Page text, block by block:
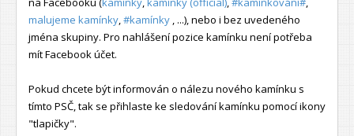
malujeme kamínky #kamínky , ...), nebo i bez uvedeného
jména skupiny. Pro nahlášení pozice kamínku není potřeba
mít Facebook účet.
Pokud chcete být informován o nálezu nového kamínku s
tímto PSČ, tak se přihlaste ke sledování kamínku pomocí ikony
"tlapičky".